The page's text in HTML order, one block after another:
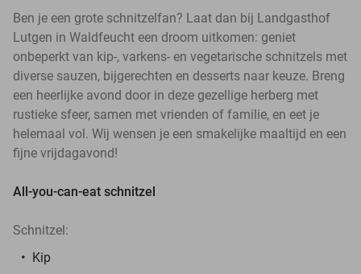
Ben je een grote schnitzelfan? Laat dan bij Landgasthof
Lutgen in Waldfeucht een droom uitkomen: geniet
onbeperkt van kip-, varkens- en vegetarische schnitzels met
diverse sauzen, bijgerechten en desserts naar keuze. Breng
een heerlijke avond door in deze gezellige herberg met
rustieke sfeer, samen met vrienden of familie, en eet je
helemaal vol. Wij wensen je een smakelijke maaltijd en een
fijne vrijdagavond!
All-you-can-eat schnitzel
Schnitzel:
Kip